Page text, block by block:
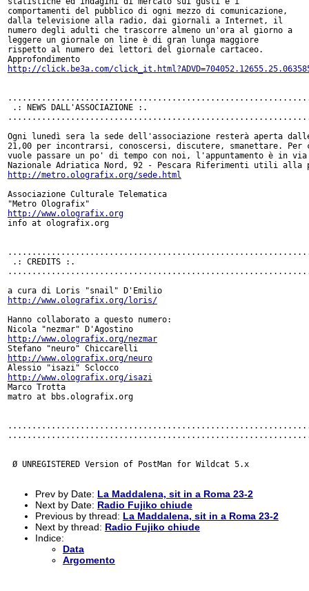
comportamenti del pubblico di ogni mezzo di comunicazione,
dalla televisione alla radio, dai giornali a Internet, il
numero degli adulti che trascorre almeno un'ora al giorno a
leggere un giornale on line è di gran lunga maggiore
rispetto al numero dei lettori del giornale cartaceo.
Approfondimento
http://click.be3a.com/
.: NEWS DALL'ASSOCIAZIONE :.
Ogni lunedì sera la sede dell'associazione resterà aperta
21,00 per incontrarsi, conoscersi, discutere, smanettare. Per
vuole passare un po' di tempo con noi, l'appuntamento è in via
http://metro.olografix.org/sede.html
Associazione Culturale Telematica
http://www.olografix.org
info at olografix.org
.: CREDITS :.
a cura di Loris "snail" D'Emilio
http://www.olografix.org/loris/
Hanno collaborato a questo numero:
Nicola "nezmar" D'Agostino
http://www.olografix.org/nezmar
http://www.olografix.org/neuro
Alessio "isazi" Sclocco
http://www.olografix.org/isazi
Marco Trotta
matro at bbs.olografix.org
Ø UNREGISTERED Version of PostMan for Wildcat 5.x
Prev by Date: La Maddalena, sit in a Roma 23-2
Next by Date: Radio Fujiko chiude
Previous by thread: La Maddalena, sit in a Roma 23-2
Next by thread: Radio Fujiko chiude
Indice:
Data
Argomento